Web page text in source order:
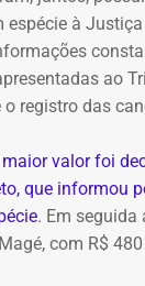
para o
de acordo com
do Octávio
espécie à
ao
o registro das
valor foi
que informou
. Em seguida
com R$